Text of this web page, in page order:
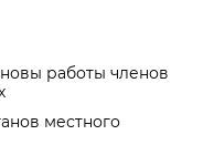
работы членов
местного